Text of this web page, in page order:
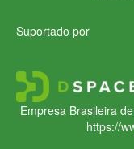
Suportado por
Empresa Brasileira
https://